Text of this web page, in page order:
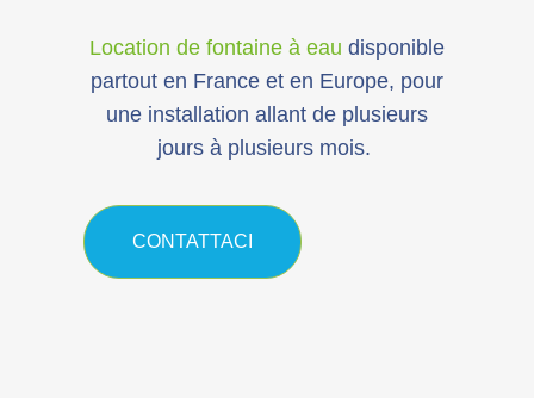
Location de fontaine à eau disponible
partout en France et en Europe, pour
une installation allant de plusieurs
jours à plusieurs mois.
CONTATTACI